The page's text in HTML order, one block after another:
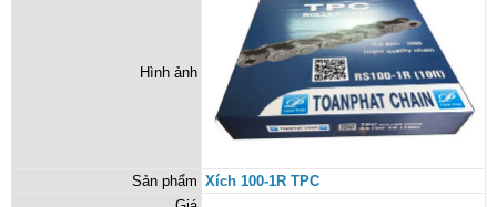
Hình ảnh
Sản phẩm Xích 100-1R TPC